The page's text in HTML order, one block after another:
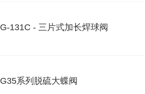
G-131C - 三片式加长焊球阀
G35系列脱硫大蝶阀